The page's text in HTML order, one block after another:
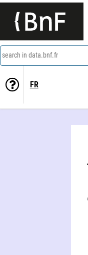
search in data.bnf.fr
FR